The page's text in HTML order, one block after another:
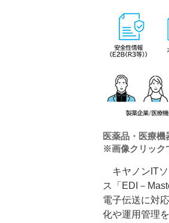
医薬品・医療
※画像クリック
キヤノンITソ
ス「EDI－
電子伝送に対
化や運用管理